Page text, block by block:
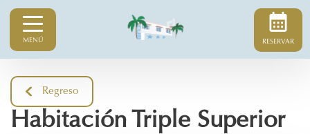
RESERVAR
MENÚ
Regreso
Habitación Triple Superior